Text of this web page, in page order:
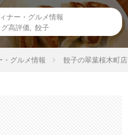
ナー・グルメ情報
高評価 餃子
・グルメ情報 餃子の翠葉桜木町